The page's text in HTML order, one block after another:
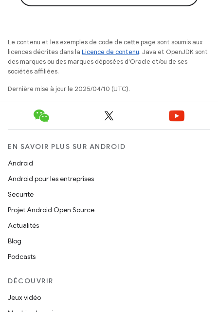
Le contenu et les exemples de code de cette page sont soumis aux
licences décrites dans la Licence de contenu. Java et OpenJDK sont
des marques ou des marques déposées d'Oracle et/ou de ses
sociétés affiliées.
Dernière mise à jour le 2025/04/10 (UTC).
EN SAVOIR PLUS SUR ANDROID
Android
Android pour les entreprises
Sécurité
Projet Android Open Source
Actualités
Blog
Podcasts
DÉCOUVRIR
Jeux vidéo